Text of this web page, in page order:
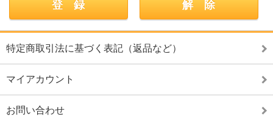
特定商取引法に基づく表記（返品など）
マイアカウント
お問い合わせ